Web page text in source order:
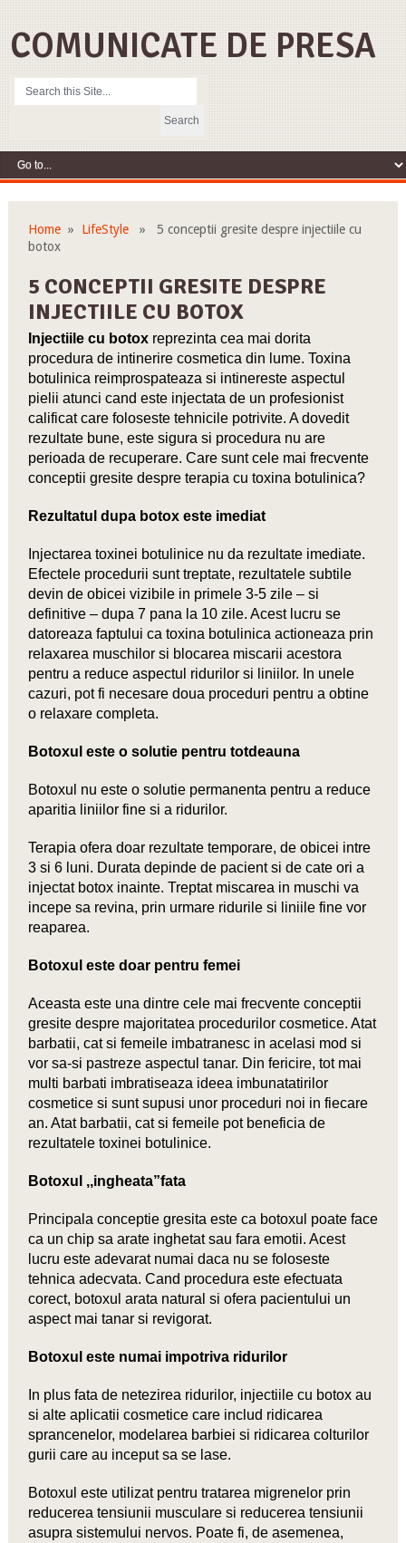
COMUNICATE DE PRESA
Home» LifeStyle» 5 conceptii gresite despre injectiile cu
botox
5 CONCEPTII GRESITE DESPRE
INJECTIILE CU BOTOX
Injectiile cu botox reprezinta cea mai dorita
procedura de intinerire cosmetica din lume. Toxina
botulinica reimprospateaza si intinereste aspectul
pielii atunci cand este injectata de un profesionist
calificat care foloseste tehnicile potrivite. A dovedit
rezultate bune, este sigura si procedura nu are
perioada de recuperare. Care sunt cele mai frecvente
conceptii gresite despre terapia cu toxina botulinica?
Rezultatul dupa botox este imediat
Injectarea toxinei botulinice nu da rezultate imediate.
Efectele procedurii sunt treptate, rezultatele subtile
devin de obicei vizibile in primele 3-5 zile – si
definitive – dupa 7 pana la 10 zile. Acest lucru se
datoreaza faptului ca toxina botulinica actioneaza prin
relaxarea muschilor si blocarea miscarii acestora
pentru a reduce aspectul ridurilor si liniilor. In unele
cazuri, pot fi necesare doua proceduri pentru a obtine
o relaxare completa.
Botoxul este o solutie pentru totdeauna
Botoxul nu este o solutie permanenta pentru a reduce
aparitia liniilor fine si a ridurilor.
Terapia ofera doar rezultate temporare, de obicei intre
3 si 6 luni. Durata depinde de pacient si de cate ori a
injectat botox inainte. Treptat miscarea in muschi va
incepe sa revina, prin urmare ridurile si liniile fine vor
reaparea.
Botoxul este doar pentru femei
Aceasta este una dintre cele mai frecvente conceptii
gresite despre majoritatea procedurilor cosmetice. Atat
barbatii, cat si femeile imbatranesc in acelasi mod si
vor sa-si pastreze aspectul tanar. Din fericire, tot mai
multi barbati imbratiseaza ideea imbunatatirilor
cosmetice si sunt supusi unor proceduri noi in fiecare
an. Atat barbatii, cat si femeile pot beneficia de
rezultatele toxinei botulinice.
Botoxul ,,ingheata”fata
Principala conceptie gresita este ca botoxul poate face
ca un chip sa arate inghetat sau fara emotii. Acest
lucru este adevarat numai daca nu se foloseste
tehnica adecvata. Cand procedura este efectuata
corect, botoxul arata natural si ofera pacientului un
aspect mai tanar si revigorat.
Botoxul este numai impotriva ridurilor
In plus fata de netezirea ridurilor, injectiile cu botox au
si alte aplicatii cosmetice care includ ridicarea
sprancenelor, modelarea barbiei si ridicarea colturilor
gurii care au inceput sa se lase.
Botoxul este utilizat pentru tratarea migrenelor prin
reducerea tensiunii musculare si reducerea tensiunii
asupra sistemului nervos. Poate fi, de asemenea,